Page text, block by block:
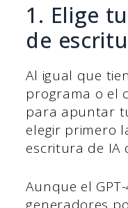
1. Elige
de
Al igual que
programa o el
para apuntar
elegir primero
escritura de IA
Aunque el